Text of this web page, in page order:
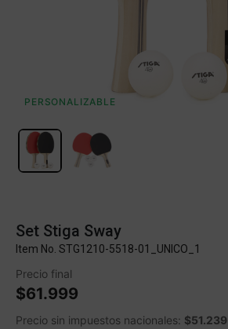
PERSONALIZABLE
Set Stiga Sway
Item No. STG1210-5518-01_UNICO_1
Precio final
$61.999
Precio sin impuestos nacionales: $51.239